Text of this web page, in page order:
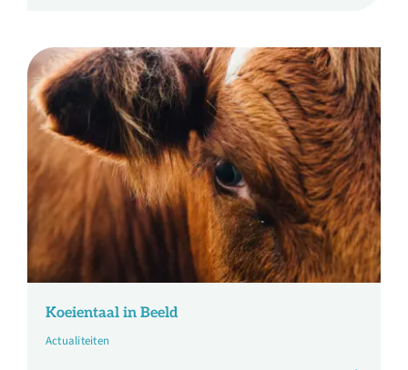
Koeientaal in Beeld
Actualiteiten